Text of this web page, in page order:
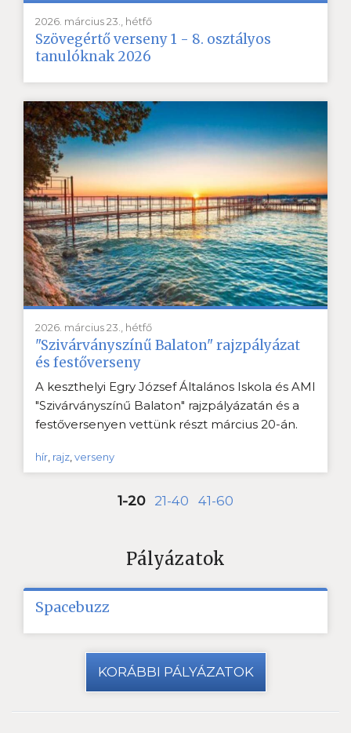
2026. március 23., hétfő
Szövegértő verseny 1 - 8. osztályos
tanulóknak 2026
2026. március 23., hétfő
"Szivárványszínű Balaton" rajzpályázat
és festőverseny
A keszthelyi Egry József Általános Iskola és AMI
"Szivárványszínű Balaton" rajzpályázatán és a
festőversenyen vettünk részt március 20-án.
hír rajz verseny
1-20 21-40 41-60
Pályázatok
Spacebuzz
KORÁBBI PÁLYÁZATOK